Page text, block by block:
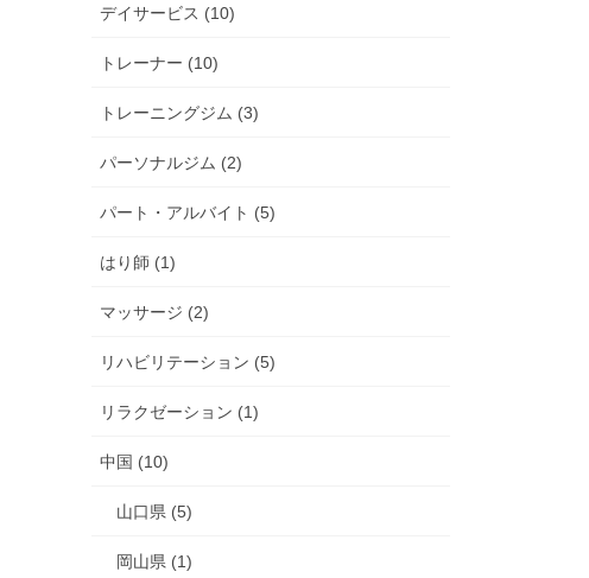
デイサービス (10)
トレーナー (10)
トレーニングジム (3)
パーソナルジム (2)
パート・アルバイト (5)
はり師 (1)
マッサージ (2)
リハビリテーション (5)
リラクゼーション (1)
中国 (10)
山口県 (5)
岡山県 (1)